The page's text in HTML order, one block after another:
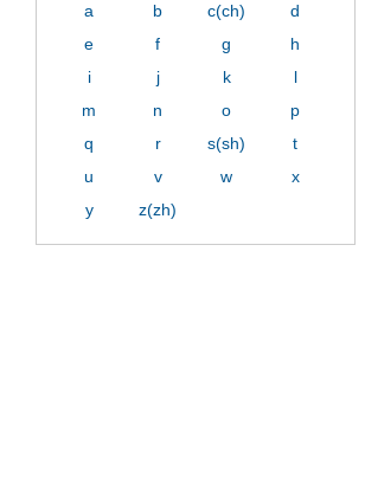
a
b c(ch)
d
e
f g
h
i
j k
l
m
n o
p
q
r s(sh)
t
u
v w
x
y
z(zh)